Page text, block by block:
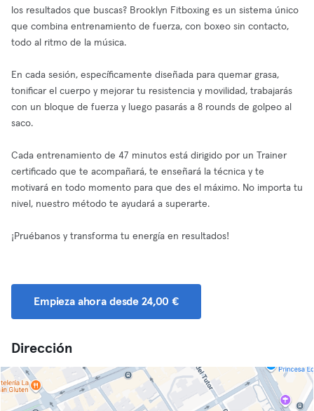
los resultados que buscas? Brooklyn Fitboxing es un sistema único
que combina entrenamiento de fuerza, con boxeo sin contacto,
todo al ritmo de la música.
En cada sesión, específicamente diseñada para quemar grasa,
tonificar el cuerpo y mejorar tu resistencia y movilidad, trabajarás
con un bloque de fuerza y luego pasarás a 8 rounds de golpeo al
saco.
Cada entrenamiento de 47 minutos está dirigido por un Trainer
certificado que te acompañará, te enseñará la técnica y te
motivará en todo momento para que des el máximo. No importa tu
nivel, nuestro método te ayudará a superarte.
¡Pruébanos y transforma tu energía en resultados!
Empieza ahora desde 24,00 €
Dirección